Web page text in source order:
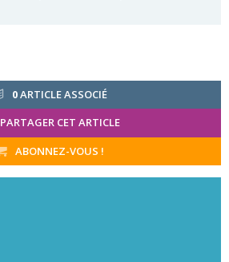
0ARTICLE ASSOCIÉ
PARTAGER CET ARTICLE
ABONNEZ-VOUS !